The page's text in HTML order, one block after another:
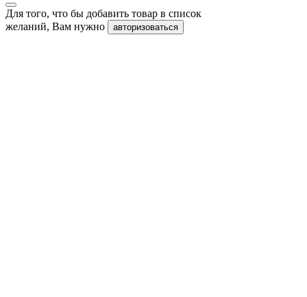
Для того, что бы добавить товар в список
желаний, Вам нужно
авторизоваться